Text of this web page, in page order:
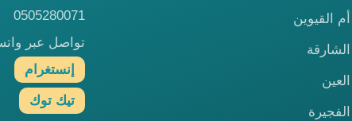
أم القيوين
الشارقة
العين
الفجيرة
0505280071
تواصل عبر
إنستغرام
تيك توك